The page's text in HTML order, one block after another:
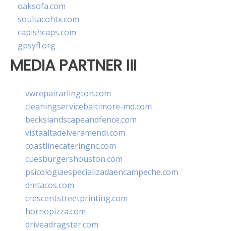
oaksofa.com
soultacohtx.com
capishcaps.com
gpsyfl.org
MEDIA PARTNER III
vwrepairarlington.com
cleaningservicebaltimore-md.com
beckslandscapeandfence.com
vistaaltadelveramendi.com
coastlinecateringnc.com
cuesburgershouston.com
psicologiaespecializadaencampeche.com
dmtacos.com
crescentstreetprinting.com
hornopizza.com
driveadragster.com